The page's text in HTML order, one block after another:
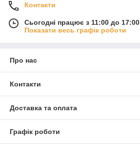
Контакти
Сьогодні працює з 11:00 до 17:00
Показати весь графік роботи
Про нас
Контакти
Доставка та оплата
Графік роботи